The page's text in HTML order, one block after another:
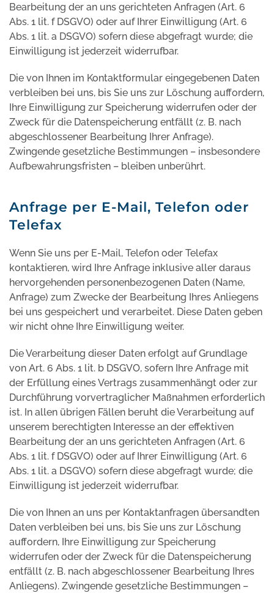
Bearbeitung der an uns gerichteten Anfragen (Art. 6
Abs. 1 lit. f DSGVO) oder auf Ihrer Einwilligung (Art. 6
Abs. 1 lit. a DSGVO) sofern diese abgefragt wurde; die
Einwilligung ist jederzeit widerrufbar.
Die von Ihnen im Kontaktformular eingegebenen Daten
verbleiben bei uns, bis Sie uns zur Löschung auffordern,
Ihre Einwilligung zur Speicherung widerrufen oder der
Zweck für die Datenspeicherung entfällt (z. B. nach
abgeschlossener Bearbeitung Ihrer Anfrage).
Zwingende gesetzliche Bestimmungen – insbesondere
Aufbewahrungsfristen – bleiben unberührt.
Anfrage per E-Mail, Telefon oder
Telefax
Wenn Sie uns per E-Mail, Telefon oder Telefax
kontaktieren, wird Ihre Anfrage inklusive aller daraus
hervorgehenden personenbezogenen Daten (Name,
Anfrage) zum Zwecke der Bearbeitung Ihres Anliegens
bei uns gespeichert und verarbeitet. Diese Daten geben
wir nicht ohne Ihre Einwilligung weiter.
Die Verarbeitung dieser Daten erfolgt auf Grundlage
von Art. 6 Abs. 1 lit. b DSGVO, sofern Ihre Anfrage mit
der Erfüllung eines Vertrags zusammenhängt oder zur
Durchführung vorvertraglicher Maßnahmen erforderlich
ist. In allen übrigen Fällen beruht die Verarbeitung auf
unserem berechtigten Interesse an der effektiven
Bearbeitung der an uns gerichteten Anfragen (Art. 6
Abs. 1 lit. f DSGVO) oder auf Ihrer Einwilligung (Art. 6
Abs. 1 lit. a DSGVO) sofern diese abgefragt wurde; die
Einwilligung ist jederzeit widerrufbar.
Die von Ihnen an uns per Kontaktanfragen übersandten
Daten verbleiben bei uns, bis Sie uns zur Löschung
auffordern, Ihre Einwilligung zur Speicherung
widerrufen oder der Zweck für die Datenspeicherung
entfällt (z. B. nach abgeschlossener Bearbeitung Ihres
Anliegens). Zwingende gesetzliche Bestimmungen –